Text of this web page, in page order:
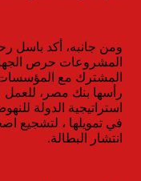
ومن جانبه، أكد باسل
المشروعات حرص
المشترك مع المؤسسات
رأسها بنك مصر، للعمل
استراتيجية الدولة
في تمويلها ، لتشجيع
انتشار البطالة.